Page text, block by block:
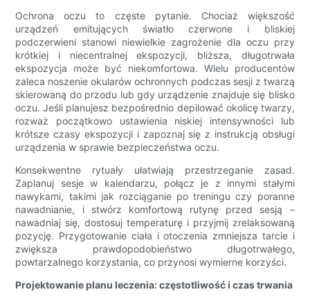
Ochrona oczu to częste pytanie. Chociaż większość
urządzeń emitujących światło czerwone i bliskiej
podczerwieni stanowi niewielkie zagrożenie dla oczu przy
krótkiej i niecentralnej ekspozycji, bliższa, długotrwała
ekspozycja może być niekomfortowa. Wielu producentów
zaleca noszenie okularów ochronnych podczas sesji z twarzą
skierowaną do przodu lub gdy urządzenie znajduje się blisko
oczu. Jeśli planujesz bezpośrednio depilować okolicę twarzy,
rozważ początkowo ustawienia niskiej intensywności lub
krótsze czasy ekspozycji i zapoznaj się z instrukcją obsługi
urządzenia w sprawie bezpieczeństwa oczu.
Konsekwentne rytuały ułatwiają przestrzeganie zasad.
Zaplanuj sesje w kalendarzu, połącz je z innymi stałymi
nawykami, takimi jak rozciąganie po treningu czy poranne
nawadnianie, i stwórz komfortową rutynę przed sesją –
nawadniaj się, dostosuj temperaturę i przyjmij zrelaksowaną
pozycję. Przygotowanie ciała i otoczenia zmniejsza tarcie i
zwiększa prawdopodobieństwo długotrwałego,
powtarzalnego korzystania, co przynosi wymierne korzyści.
Projektowanie planu leczenia: częstotliwość i czas trwania